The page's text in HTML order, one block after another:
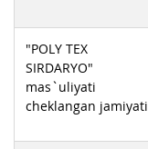
"POLY TEX
SIRDARYO"
mas`uliyati
cheklangan jamiyati